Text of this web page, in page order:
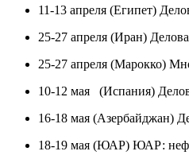
11-13 апреля (Египет)
25-27 апреля (Иран)
25-27 апреля (Марокко)
10-12 мая (Испания)
16-18 мая (Азербайджан)
18-19 мая (ЮАР) ЮАР: